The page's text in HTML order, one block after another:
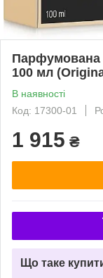
Парфумована
100 мл
В наявності
Код: 17300-01
1 915 ₴
Що таке